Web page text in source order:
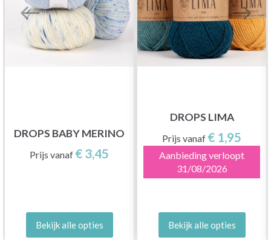
DROPS BABY MERINO
Prijs vanaf € 3,45
Bekijk alle opties
DROPS LIMA
Prijs vanaf € 1,95
Aanbieding verloopt
31/08/2026
Bekijk alle opties